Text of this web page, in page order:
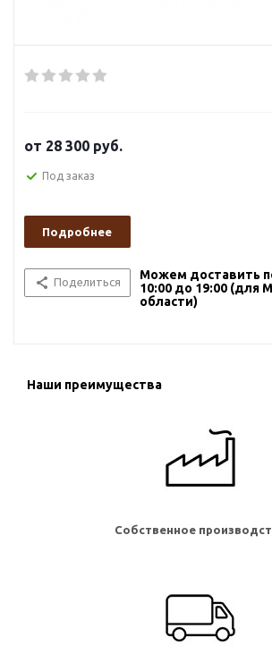
от 28 300 руб.
Под заказ
Подробнее
Поделиться
Можем доставить
10:00 до 19:00 (для
области)
Наши преимущества
Собственное